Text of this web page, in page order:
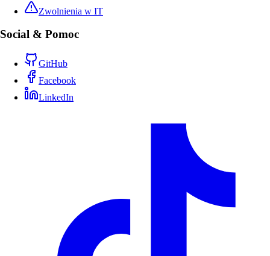
Zwolnienia w IT
Social & Pomoc
GitHub
Facebook
LinkedIn